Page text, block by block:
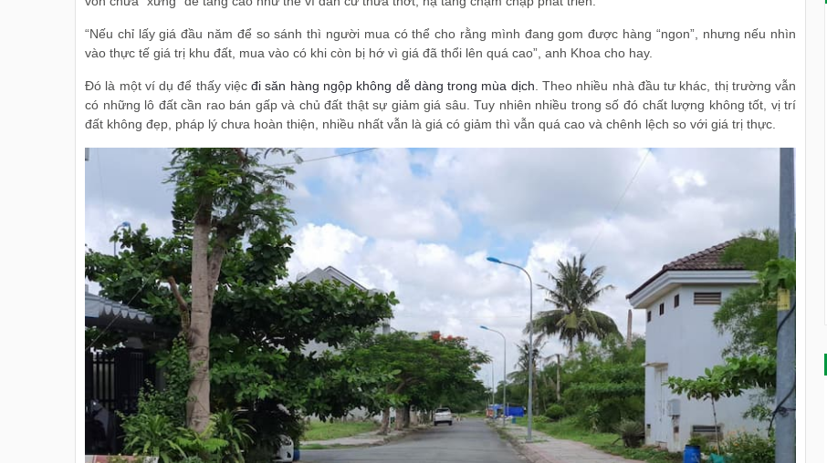
“Nếu chỉ lấy giá đầu năm để so sánh thì người mua có thể cho rằng mình đang gom được hàng “ngon”, nhưng nếu nhìn
vào thực tế giá trị khu đất, mua vào có khi còn bị hớ vì giá đã thổi lên quá cao”, anh Khoa cho hay.
Đó là một ví dụ để thấy việcđi săn hàng ngộp không dễ dàng trong mùa dịch . Theo nhiều nhà đầu tư khác, thị trường vẫn
có những lô đất cần rao bán gấp và chủ đất thật sự giảm giá sâu. Tuy nhiên nhiều trong số đó chất lượng không tốt, vị trí
đất không đẹp, pháp lý chưa hoàn thiện, nhiều nhất vẫn là giá có giảm thì vẫn quá cao và chênh lệch so với giá trị thực.